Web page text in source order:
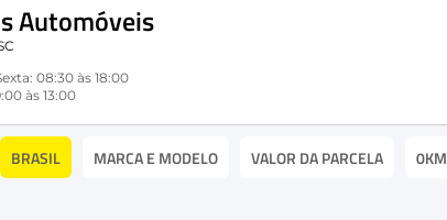
Automóveis
08:30 às 18:00
às 13:00
BRASIL MARCA E MODELO VALOR DA PARCELA 0KM